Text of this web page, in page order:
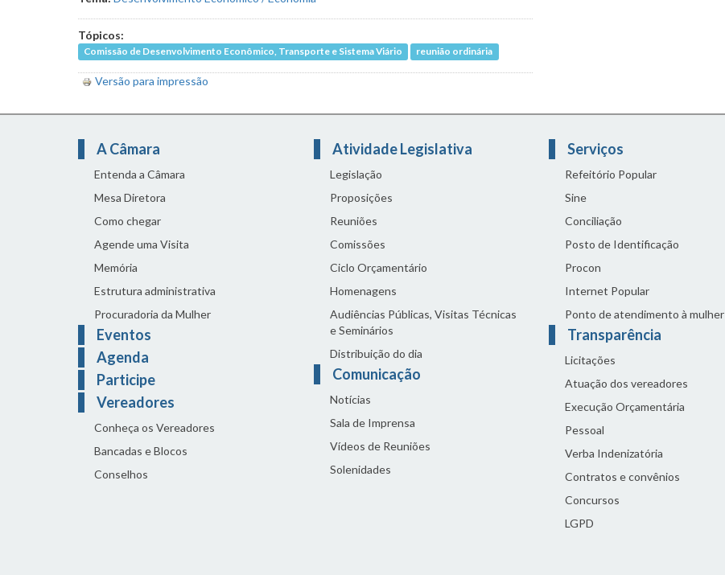
Tópicos:
Comissão de Desenvolvimento Econômico, Transporte e Sistema Viário reunião ordinária
Versão para impressão
A Câmara
Entenda a Câmara
Mesa Diretora
Como chegar
Agende uma Visita
Memória
Estrutura administrativa
Procuradoria da Mulher
Eventos
Agenda
Participe
Vereadores
Conheça os Vereadores
Bancadas e Blocos
Conselhos
Atividade Legislativa
Legislação
Proposições
Reuniões
Comissões
Ciclo Orçamentário
Homenagens
Audiências Públicas, Visitas Técnicas
e Seminários
Distribuição do dia
Comunicação
Notícias
Sala de Imprensa
Vídeos de Reuniões
Solenidades
Serviços
Refeitório Popular
Sine
Conciliação
Posto de Identificação
Procon
Internet Popular
Ponto de atendimento à mulher
Transparência
Licitações
Atuação dos vereadores
Execução Orçamentária
Pessoal
Verba Indenizatória
Contratos e convênios
Concursos
LGPD